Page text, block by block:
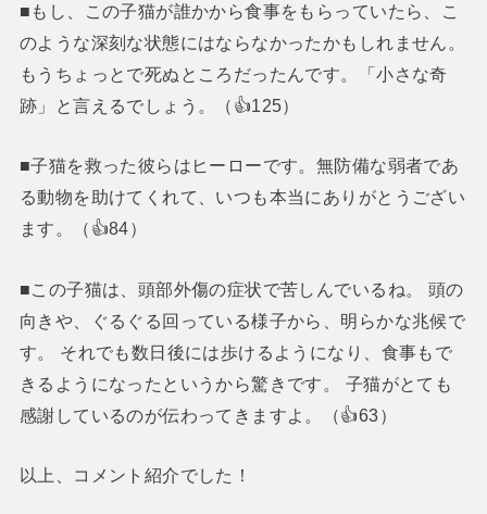
■もし、この子猫が誰かから食事をもらっていたら、こ
のような深刻な状態にはならなかったかもしれません。
もうちょっとで死ぬところだったんです。「小さな奇
跡」と言えるでしょう。（👍125）
■子猫を救った彼らはヒーローです。無防備な弱者であ
る動物を助けてくれて、いつも本当にありがとうござい
ます。（👍84）
■この子猫は、頭部外傷の症状で苦しんでいるね。 頭の
向きや、ぐるぐる回っている様子から、明らかな兆候で
す。 それでも数日後には歩けるようになり、食事もで
きるようになったというから驚きです。 子猫がとても
感謝しているのが伝わってきますよ。（👍63）
以上、コメント紹介でした！